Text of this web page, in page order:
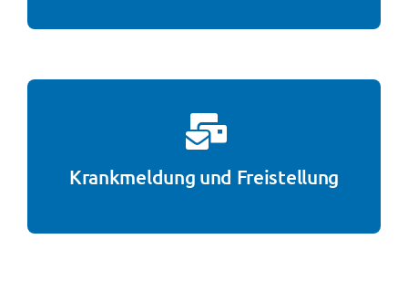
Krankmeldung und Freistellung